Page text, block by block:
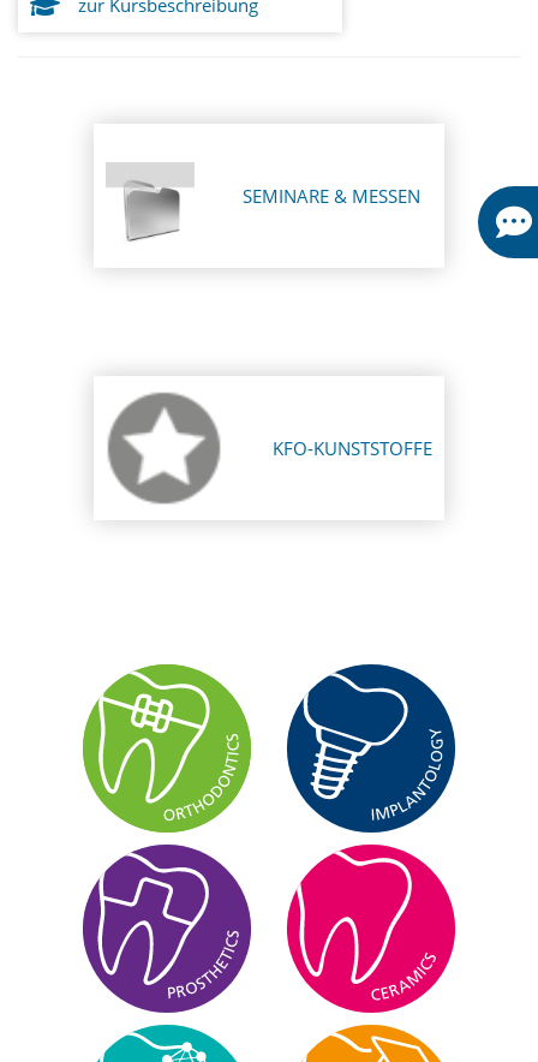
zur Kursbeschreibung
SEMINARE & MESSEN
KFO-KUNSTSTOFFE